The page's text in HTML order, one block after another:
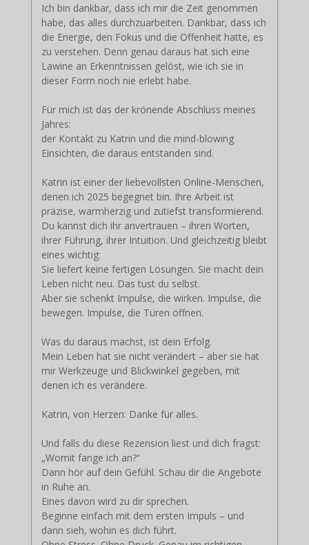
Ich bin dankbar, dass ich mir die Zeit genommen
habe, das alles durchzuarbeiten. Dankbar, dass ich
die Energie, den Fokus und die Offenheit hatte, es
zu verstehen. Denn genau daraus hat sich eine
Lawine an Erkenntnissen gelöst, wie ich sie in
dieser Form noch nie erlebt habe.
Für mich ist das der krönende Abschluss meines
Jahres:
der Kontakt zu Katrin und die mind-blowing
Einsichten, die daraus entstanden sind.
Katrin ist einer der liebevollsten Online-Menschen,
denen ich 2025 begegnet bin. Ihre Arbeit ist
präzise, warmherzig und zutiefst transformierend.
Du kannst dich ihr anvertrauen – ihren Worten,
ihrer Führung, ihrer Intuition. Und gleichzeitig bleibt
eines wichtig:
Sie liefert keine fertigen Lösungen. Sie macht dein
Leben nicht neu. Das tust du selbst.
Aber sie schenkt Impulse, die wirken. Impulse, die
bewegen. Impulse, die Türen öffnen.
Was du daraus machst, ist dein Erfolg.
Mein Leben hat sie nicht verändert – aber sie hat
mir Werkzeuge und Blickwinkel gegeben, mit
denen ich es verändere.
Katrin, von Herzen: Danke für alles.
Und falls du diese Rezension liest und dich fragst:
„Womit fange ich an?“
Dann hör auf dein Gefühl. Schau dir die Angebote
in Ruhe an.
Eines davon wird zu dir sprechen.
Beginne einfach mit dem ersten Impuls – und
dann sieh, wohin es dich führt.